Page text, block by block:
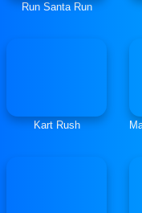
Run Santa Run
Kart Rush